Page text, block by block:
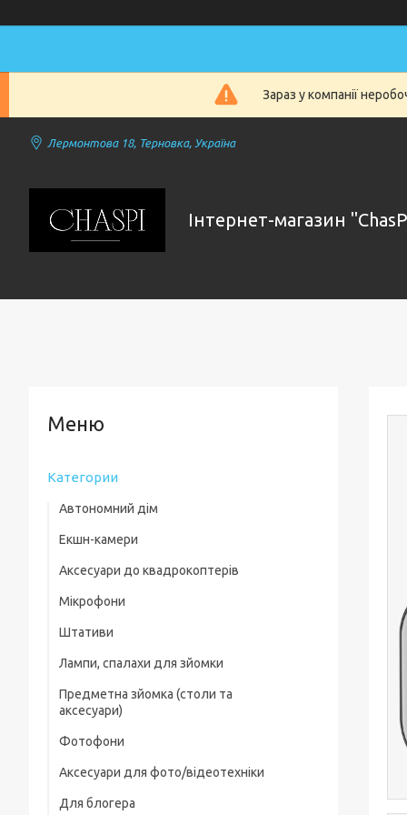
Зараз у компанії
Лермонтова 18, Терновка, Україна
Інтернет-магазин
Категории
Автономний дім
Екшн-камери
Аксесуари до квадрокоптерів
Комплектуючі для квадрокоптерів
Кейси для квадрокоптерів
Фільтри, лінзи
Пропелери та захист
Зарядні пристрої
Скидання вантажу
Мікрофони
Штативи
Лампи, спалахи для зйомки
Предметна зйомка (столи та
аксесуари)
Предметні столи
Лайткуби (фотобокси)
Аксесуари для предметного знімання
Фотофони
Аксесуари для фото/відеотехніки
Фільтри, лінзи
Для блогера